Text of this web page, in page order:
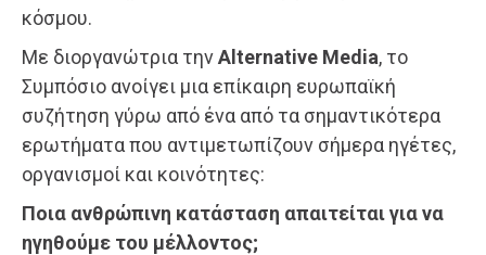
κόσμου.
Με διοργανώτρια τηνAlternative Media, το
Συμπόσιο ανοίγει μια επίκαιρη ευρωπαϊκή
συζήτηση γύρω από ένα από τα σημαντικότερα
ερωτήματα που αντιμετωπίζουν σήμερα ηγέτες,
οργανισμοί και κοινότητες:
Ποια ανθρώπινη κατάσταση απαιτείται για να
ηγηθούμε του μέλλοντος;